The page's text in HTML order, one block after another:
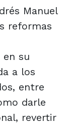
Manuel
reformas
su
a los
entre
darle
revertir